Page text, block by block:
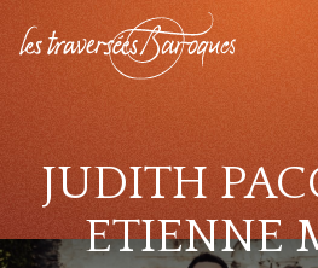
FERMER
JUDITH
ETIENNE